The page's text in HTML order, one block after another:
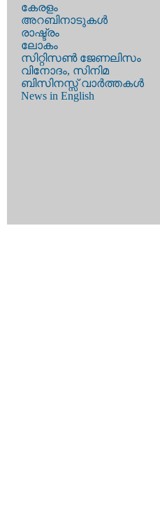
കേരളം
അറബിനാടുകള്‍
രാഷ്ട്രം
ലോകം
സിറ്റിസണ്‍ ജേണലിസം
വിനോദം, സിനിമ
ബിസിനസ്സ് വാര്‍ത്തകള്‍
News in English